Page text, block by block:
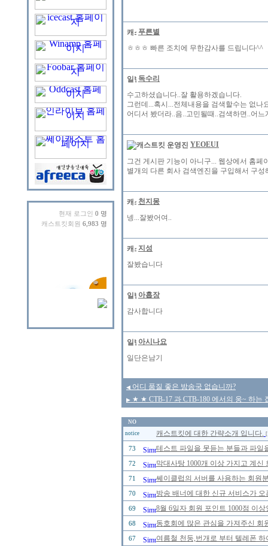
현재 로그인 0 명
캐스트킷회원 6,983 명
푸른별
ㅎㅎㅎ 빠른 조치에 무한감사를 드립니다^^
독수리
수고하셨습니다..잘 활용하겠습니다.
그런데...혹시...전체내용을 검색할수는 없나
어디서 봤더라..음..고민될때..검색하면..어
YEOEUI
그건 게시판 기능이 아니구... 웹상에서 홈
별개의 다른 회사 검색엔진을 구입해서 구
천지몽
넹...잘봤어여..
지성
잘봤습니다
아홉장
감사합니다
아시나요
일단은남기
◀ 어디 품질 좋은 방송국 없습니까?
▶ ★ ★ CTB-17 과 CTB-180 에서의 웅~ 하
NO
notice
캐스트킷에 대한 간략소개 입니다.
73 테스트 파일을 못듣는 분들과 파
72 막대사탕 1000개 이상 가지고 계
71 쎄이클럽의 서버를 사용하는 회원
70 방송 배너에 대한 신규 서비스가
69 8월 6일자 회원 포인트 1000점 이
68 동호회에 많은 관심을 가져주신
67 여름철 천둥,번개로 부터 텔레폰